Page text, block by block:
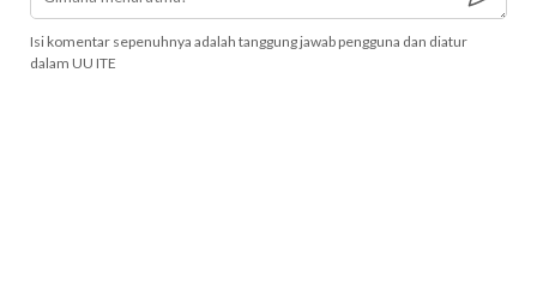
Isi komentar sepenuhnya adalah tanggung jawab pengguna dan diatur
dalam UU ITE